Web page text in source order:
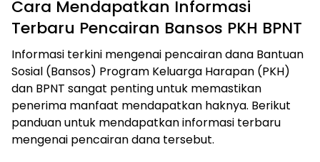
Cara Mendapatkan Informasi
Terbaru Pencairan Bansos PKH BPNT
Informasi terkini mengenai pencairan dana Bantuan
Sosial (Bansos) Program Keluarga Harapan (PKH)
dan BPNT sangat penting untuk memastikan
penerima manfaat mendapatkan haknya. Berikut
panduan untuk mendapatkan informasi terbaru
mengenai pencairan dana tersebut.